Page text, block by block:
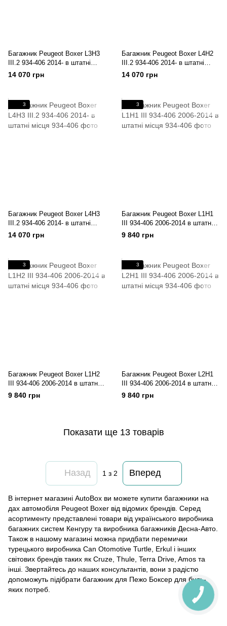
Багажник Peugeot Boxer L3H3
III.2 934-406 2014- в штатні
місця
14 070 грн
Багажник Peugeot Boxer L4H2
III.2 934-406 2014- в штатні
місця
14 070 грн
3
Багажник Peugeot Boxer L4H3
III.2 934-406 2014- в штатні
місця
14 070 грн
3
Багажник Peugeot Boxer L1H1
III 934-406 2006-2014 в штатні
місця
9 840 грн
3
Багажник Peugeot Boxer L1H2
III 934-406 2006-2014 в штатні
місця
9 840 грн
3
Багажник Peugeot Boxer L2H1
III 934-406 2006-2014 в штатні
місця
9 840 грн
Показати ще 13 товарів
Назад 1 з 2 Вперед
В інтернет магазині AutoBox ви можете купити багажники на
дах автомобіля Peugeot Boxer від відомих брендів. Серед
асортименту представлені товари від українського виробника
багажних систем Кенгуру та виробника багажників Десна-Авто.
Також в нашому магазині можна придбати перемички
турецького виробника Can Otomotive Turtle, Erkul і інших
світових брендів таких як Cruze, Thule, Terra Drive, Amos та
інші. Звертайтесь до наших консультантів, вони з радістю
допоможуть підібрати багажник для Пежо Боксер для будь-
яких потреб.